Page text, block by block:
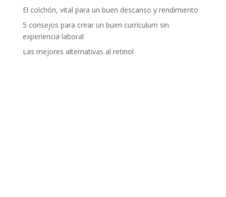
El colchón, vital para un buen descanso y rendimiento
5 consejos para crear un buen currículum sin
experiencia laboral
Las mejores alternativas al retinol